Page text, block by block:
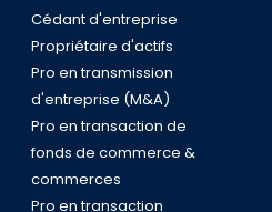
Cédant d'entreprise
Propriétaire d'actifs
Pro en transmission
d'entreprise (M&A)
Pro en transaction de
fonds de commerce &
commerces
Pro en transaction